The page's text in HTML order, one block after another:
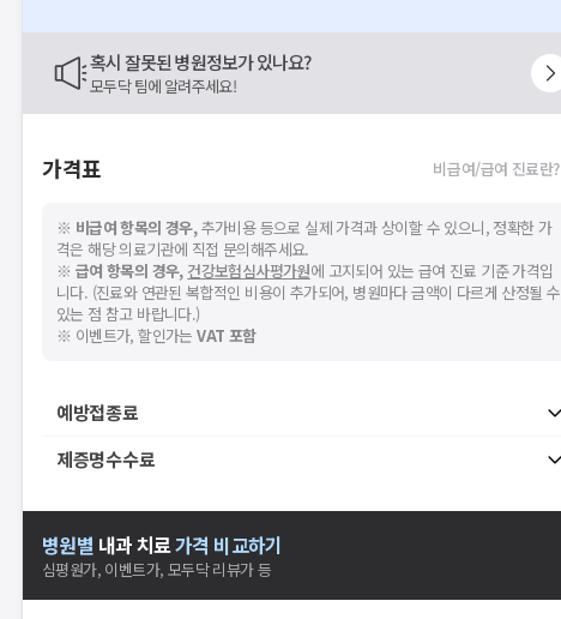
혹시 잘못된 병원정보가 있나요?
모두닥 팀에 알려주세요!
가격표 비급여/급여 진료란?
※ 비급여 항목의 경우,추가비용 등으로 실제 가격과 상이할 수 있으니, 정확한 가
격은 해당 의료기관에 직접 문의해주세요.
※ 급여 항목의 경우, 건강보험심사평가원에 고지되어 있는 급여 진료 기준 가격입
니다. (진료와 연관된 복합적인 비용이 추가되어, 병원마다 금액이 다르게 산정될 수
있는 점 참고 바랍니다.)
※ 이벤트가, 할인가는VAT 포함
예방접종료
제증명수수료
병원별 내과치료가격 비교하기
심평원가, 이벤트가, 모두닥 리뷰가 등